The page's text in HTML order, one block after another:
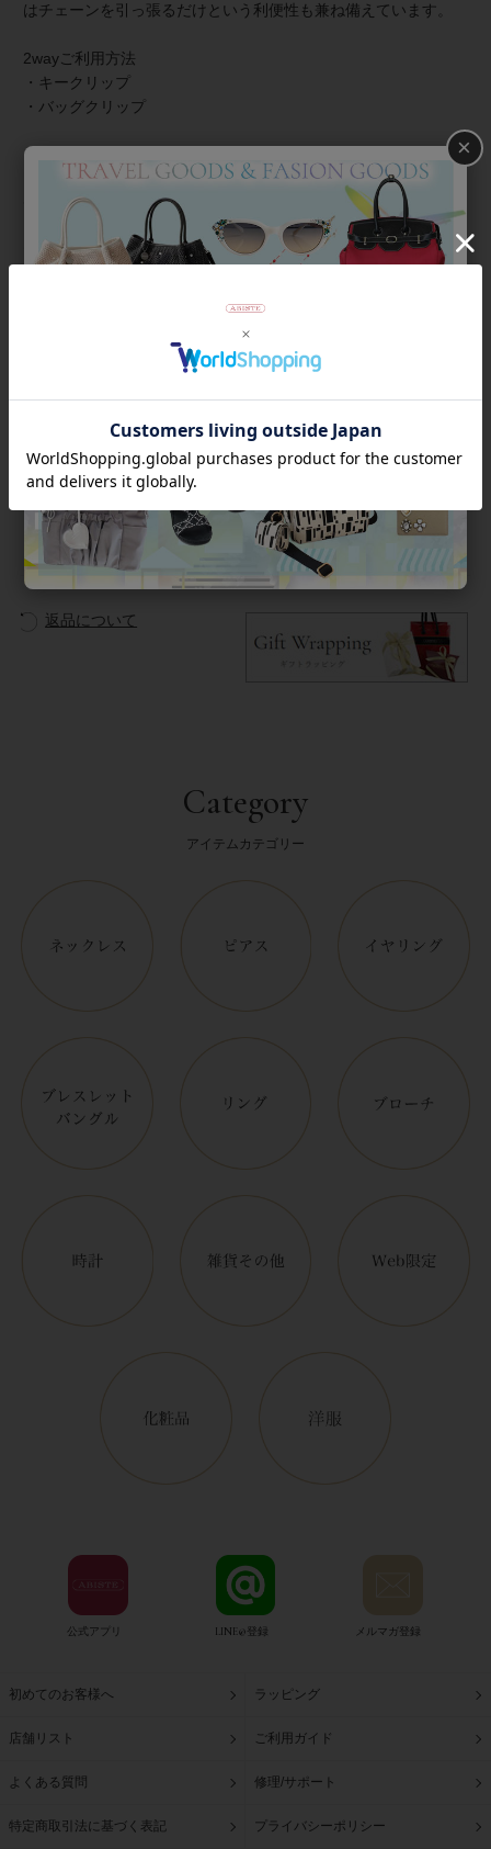
はチェーンを引っ張るだけという利便性も兼ね備えています。
2wayご利用方法
・キークリップ
・バッグクリップ
チェーンを取り外して、バッグのポイントにしていただくな
ど、さまざまな使い方をお楽しみいただける「おしゃれ小物」
です。外出中もパイナップルモチーフで夏気分を盛り上げま
【ギフトラッピングについて】
こちらの商品は簡易ラッピング対象商品です。
商品番号 2222050
返品について
Category
アイテムカテゴリー
公式アプリ LINE@登録 メルマガ登録
初めてのお客様へ ラッピング
店舗リスト ご利用ガイド
よくある質問 修理/サポート
特定商取引法に基づく表記 プライバシーポリシー
×